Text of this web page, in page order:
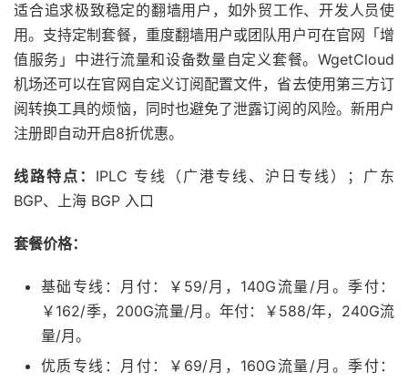
适合追求极致稳定的翻墙用户，如外贸工作、开发人员使
用。支持定制套餐，重度翻墙用户或团队用户可在官网「增
值服务」中进行流量和设备数量自定义套餐。WgetCloud
机场还可以在官网自定义订阅配置文件，省去使用第三方订
阅转换工具的烦恼，同时也避免了泄露订阅的风险。新用户
注册即自动开启8折优惠。
线路特点： IPLC 专线（广港专线、沪日专线）；广东
BGP、上海 BGP 入口
套餐价格：
基础专线：月付：￥59/月，140G流量/月。季付：
￥162/季，200G流量/月。年付：￥588/年，240G流
量/月。
优质专线：月付：￥69/月，160G流量/月。季付：